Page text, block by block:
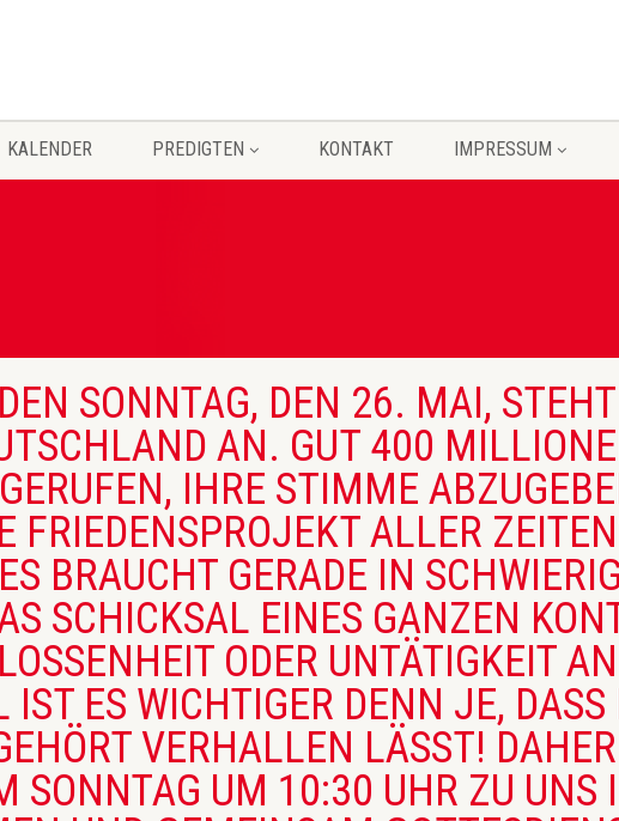
KALENDER PREDIGTEN KONTAKT IMPRESSUM
SONNTAG, DEN 26. MAI,
AN. GUT 400
IHRE STIMME
FRIEDENSPROJEKT ALLER
BRAUCHT GERADE IN
SCHICKSAL EINES GANZEN
ODER UNTÄTIGKEIT
ES WICHTIGER DENN JE, DASS
VERHALLEN LÄSST! DAHER U
UM 10:30 UHR ZU UNS